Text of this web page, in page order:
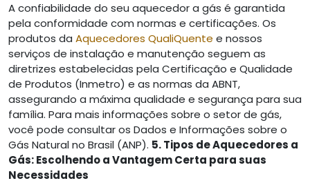
A confiabilidade do seu aquecedor a gás é garantida
pela conformidade com normas e certificações. Os
produtos da Aquecedores QualiQuente e nossos
serviços de instalação e manutenção seguem as
diretrizes estabelecidas pela Certificação e Qualidade
de Produtos (Inmetro) e as normas da ABNT,
assegurando a máxima qualidade e segurança para sua
família. Para mais informações sobre o setor de gás,
você pode consultar os Dados e Informações sobre o
Gás Natural no Brasil (ANP). 5. Tipos de Aquecedores a
Gás: Escolhendo a Vantagem Certa para suas
Necessidades